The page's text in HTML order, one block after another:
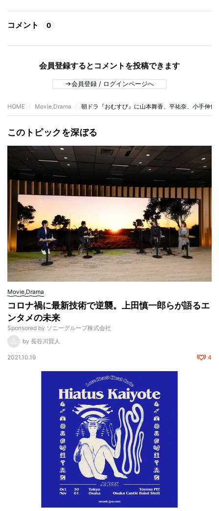
コメント 0
会員登録するとコメントを投稿できます
会員登録 / ログインページへ
HOME Movie,Drama 朝ドラ『おむすび』に山本舞香、平祐奈、小手伸
このトピックを深ぼる
Movie,Drama
コロナ禍に最新技術で逆襲。上田慎一郎らが語るエ
ンタメの未来
Sponsored by ソニーグループ株式会社
by 長谷川賢人
2021.10.19 4